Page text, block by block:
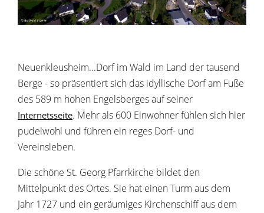
Neuenkleusheim...Dorf im Wald im Land der tausend
Berge - so präsentiert sich das idyllische Dorf am Fuße
des 589 m hohen Engelsberges auf seiner
Internetsseite. Mehr als 600 Einwohner fühlen sich hier
pudelwohl und führen ein reges Dorf- und
Vereinsleben.
Die schöne St. Georg Pfarrkirche bildet den
Mittelpunkt des Ortes. Sie hat einen Turm aus dem
Jahr 1727 und ein geräumiges Kirchenschiff aus dem